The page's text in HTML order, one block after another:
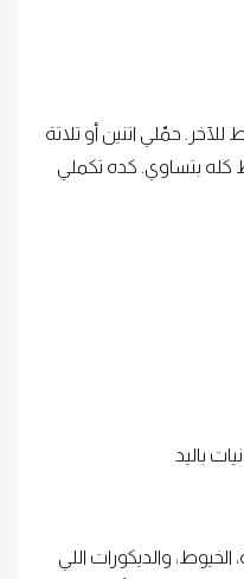
حمّلي اتنين أو تلاتة
كله بتساوي. كده تكملي
باليد
والديكورات اللي